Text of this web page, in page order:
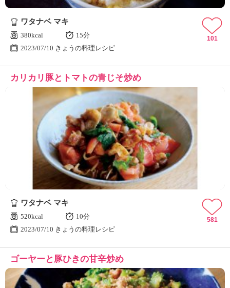
ワタナベ マキ
380kcal
15分
2023/07/10 きょうの料理レシピ
101
カリカリ豚とトマトの青じそ炒め
ワタナベ マキ
520kcal
10分
2023/07/10 きょうの料理レシピ
581
ゴーヤーと豚ひきの甘辛炒め